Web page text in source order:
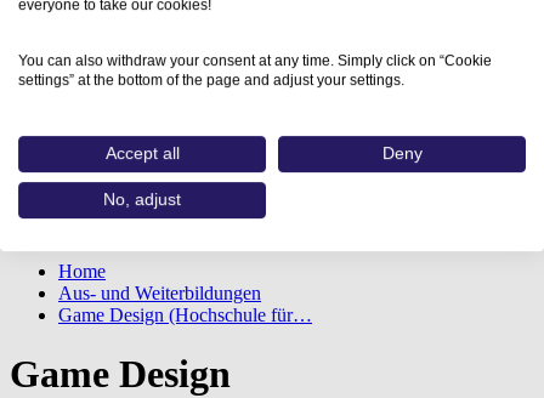
Home
Aus- und Weiterbildungen
Game Design (Hochschule für…
Game Design
everyone to take our cookies!
You can also withdraw your consent at any time. Simply click on “Cookie
settings” at the bottom of the page and adjust your settings.
Accept all Deny
No, adjust